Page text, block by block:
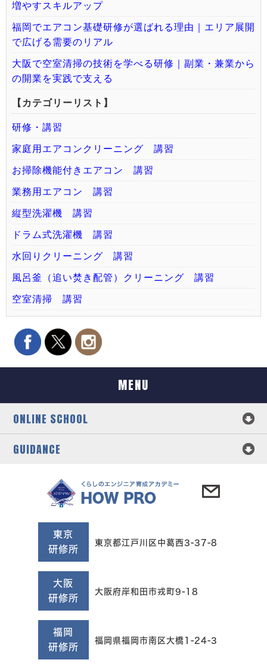
増やすスキルアップ
福岡でエアコン基礎研修が選ばれる理由｜エリア展開
で広げる需要のリアル
大阪で空室清掃の技術を学べる研修｜副業・兼業から
の開業を実践で支える
【カテゴリーリスト】
研修・講習
家庭用エアコンクリーニング 講習
お掃除機能付きエアコン 講習
業務用エアコン 講習
縦型洗濯機 講習
ドラム式洗濯機 講習
水回りクリーニング 講習
風呂釜（追い焚き配管）クリーニング 講習
空室清掃 講習
MENU
ONLINE SCHOOL
GUIDANCE
東京
研修所
東京都江戸川区中葛西3-37-8
大阪
研修所
大阪府岸和田市戎町9-18
福岡
研修所
福岡県福岡市南区大橋1-24-3